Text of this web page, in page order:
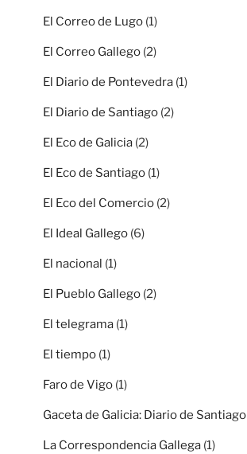
El Correo de Lugo (1)
El Correo Gallego (2)
El Diario de Pontevedra (1)
El Diario de Santiago (2)
El Eco de Galicia (2)
El Eco de Santiago (1)
El Eco del Comercio (2)
El Ideal Gallego (6)
El nacional (1)
El Pueblo Gallego (2)
El telegrama (1)
El tiempo (1)
Faro de Vigo (1)
Gaceta de Galicia: Diario de Santiago
La Correspondencia Gallega (1)